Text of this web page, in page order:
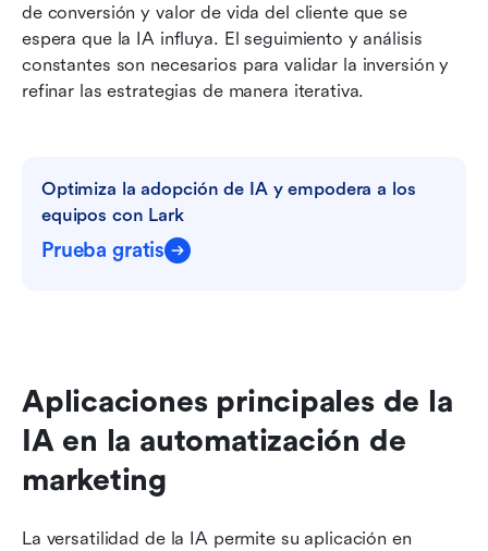
de conversión y valor de vida del cliente que se
espera que la IA influya. El seguimiento y análisis
constantes son necesarios para validar la inversión y
refinar las estrategias de manera iterativa.
Optimiza la adopción de IA y empodera a los
equipos con Lark
Prueba gratis
Aplicaciones principales de la
IA en la automatización de
marketing
La versatilidad de la IA permite su aplicación en